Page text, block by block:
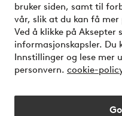
bruker siden, samt til
vår, slik at du kan få mer
Ved å klikke på
informasjonskapsler. Du
Innstillinger og lese mer
personvern. cookie-
Vil du vite mer om
elpy